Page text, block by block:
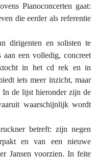
Pianoconcerten gaat:
die eerder als referentie
dirigenten en solisten te
aan een volledig, concreet
in het cd rek en in
iets meer inzicht, maar
In de lijst hieronder zijn de
waarschijnlijk wordt
betreft: zijn negen
en van een nieuwe
Jansen voorzien. In feite